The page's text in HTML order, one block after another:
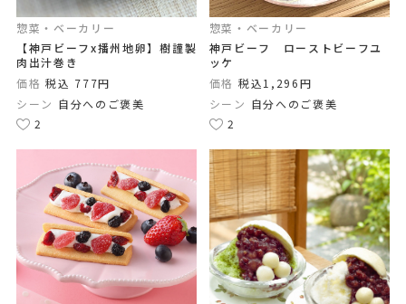
惣菜・ベーカリー
【神戸ビーフx播州地卵】樹謹製
肉出汁巻き
価格 税込 777円
シーン 自分へのご褒美
2
惣菜・ベーカリー
神戸ビーフ ローストビーフユ
ッケ
価格 税込1,296円
シーン 自分へのご褒美
2